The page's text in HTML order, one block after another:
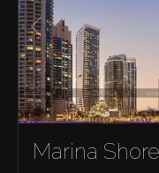
Marina